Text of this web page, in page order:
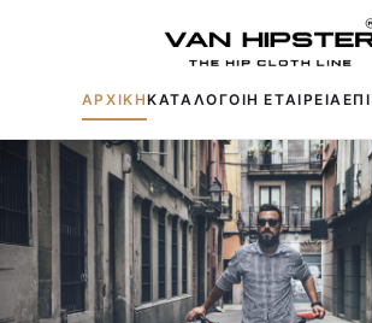
ΑΡΧΙΚΗΚΑΤΑΛΟΓΟΙΗ ΕΤΑΙΡΕΙΑ
Δημοφιλείς αναζητήσεις: Πουκάμισα
Παντελόνια
Πλεκτά